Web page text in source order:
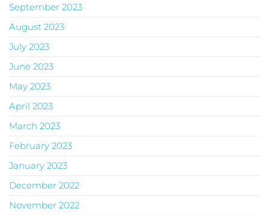
September 2023
August 2023
July 2023
June 2023
May 2023
April 2023
March 2023
February 2023
January 2023
December 2022
November 2022